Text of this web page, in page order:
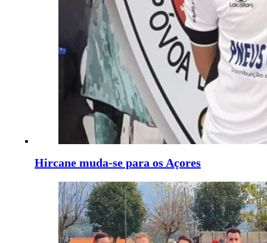
Hircane muda-se para os Açores